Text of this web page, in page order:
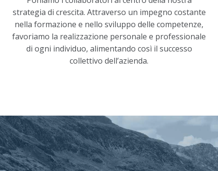
strategia di crescita. Attraverso un impegno costante
nella formazione e nello sviluppo delle competenze,
favoriamo la realizzazione personale e professionale
di ogni individuo, alimentando così il successo
collettivo dell’azienda.